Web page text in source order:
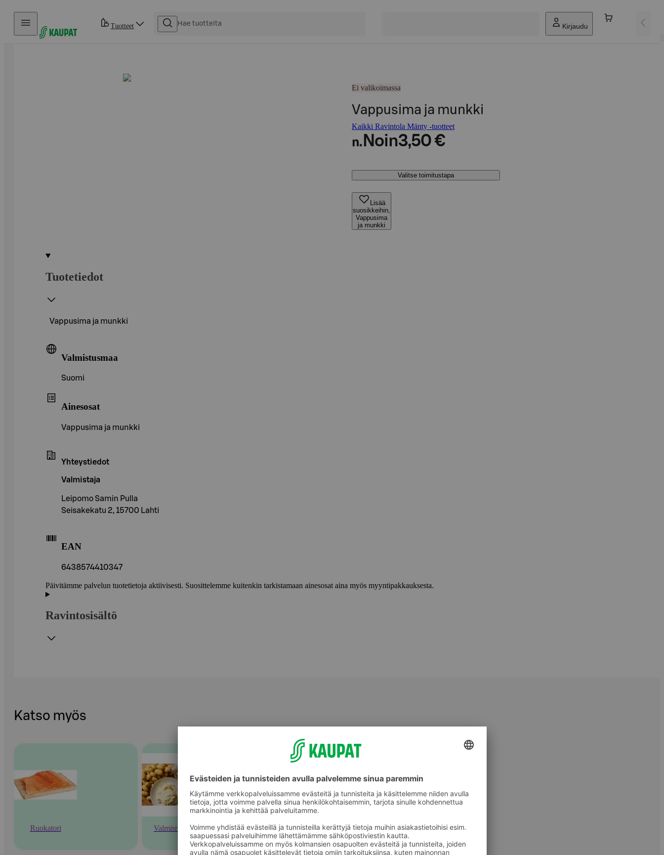
Hyppää sisältöön
Tuotteet Kirjaudu
Ei valikoimassa
Vappusima ja munkki
Kaikki Ravintola Mänty -tuotteet
n. Noin3,50 €
Valitse toimitustapa
Lisää
suosikkeihin,
Vappusima
ja munkki
Tuotetiedot
Vappusima ja munkki
Valmistusmaa
Suomi
Ainesosat
Vappusima ja munkki
Yhteystiedot
Valmistaja
Leipomo Samin Pulla
Seisakekatu 2, 15700 Lahti
EAN
6438574410347
Päivitämme palvelun tuotetietoja aktiivisesti. Suosittelemme kuitenkin tarkistamaan ainesosat aina myös myyntipakkauksesta.
Ravintosisältö
Katso myös
Ruokatori Valmisruoka Välipalatuotteet